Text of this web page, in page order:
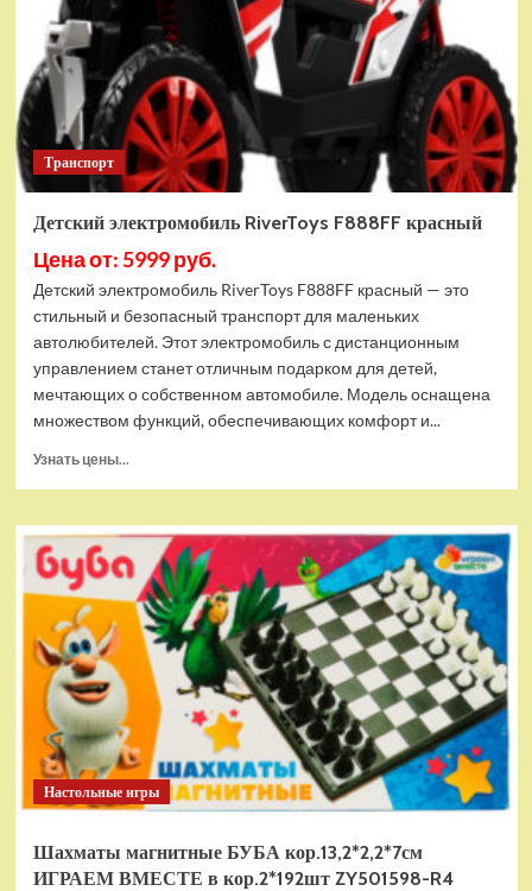
Транспорт
Детский электромобиль RiverToys F888FF красный
Цена от: 5999 руб.
Детский электромобиль RiverToys F888FF красный — это
стильный и безопасный транспорт для маленьких
автолюбителей. Этот электромобиль с дистанционным
управлением станет отличным подарком для детей,
мечтающих о собственном автомобиле. Модель оснащена
множеством функций, обеспечивающих комфорт и...
Узнать цены...
Детский
электромобиль
RiverToys
F888FF
красный
Настольные игры
Шахматы магнитные БУБА кор.13,2*2,2*7см
ИГРАЕМ ВМЕСТЕ в кор.2*192шт ZY501598-R4